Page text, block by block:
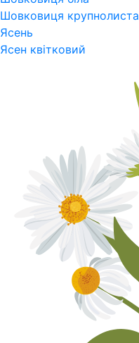
Шовковиця крупнолиста
Ясень
Ясен квітковий